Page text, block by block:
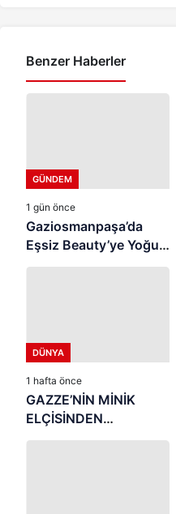
Benzer Haberler
GÜNDEM
1 gün önce
Gaziosmanpaşa’da
Eşsiz Beauty’ye Yoğun
İlgi ⭐
DÜNYA
1 hafta önce
GAZZE’NİN MİNİK
ELÇİSİNDEN
İSTANBUL’DA